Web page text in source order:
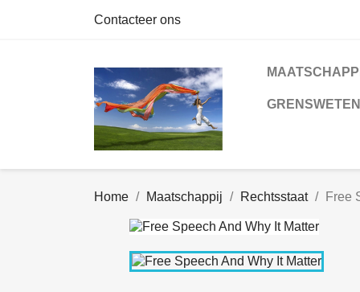
Contacteer ons
Home Maatschappij Rechtsstaat Free